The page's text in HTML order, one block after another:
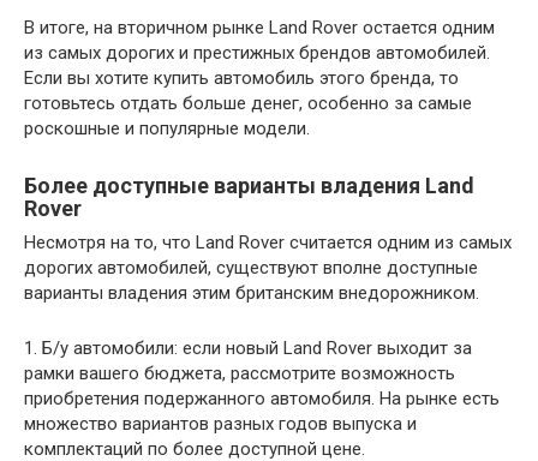
В итоге, на вторичном рынке Land Rover остается одним
из самых дорогих и престижных брендов автомобилей.
Если вы хотите купить автомобиль этого бренда, то
готовьтесь отдать больше денег, особенно за самые
роскошные и популярные модели.
Более доступные варианты владения Land
Rover
Несмотря на то, что Land Rover считается одним из самых
дорогих автомобилей, существуют вполне доступные
варианты владения этим британским внедорожником.
1. Б/у автомобили: если новый Land Rover выходит за
рамки вашего бюджета, рассмотрите возможность
приобретения подержанного автомобиля. На рынке есть
множество вариантов разных годов выпуска и
комплектаций по более доступной цене.